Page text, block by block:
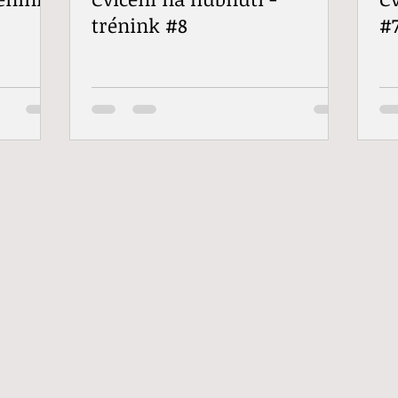
trénink #8